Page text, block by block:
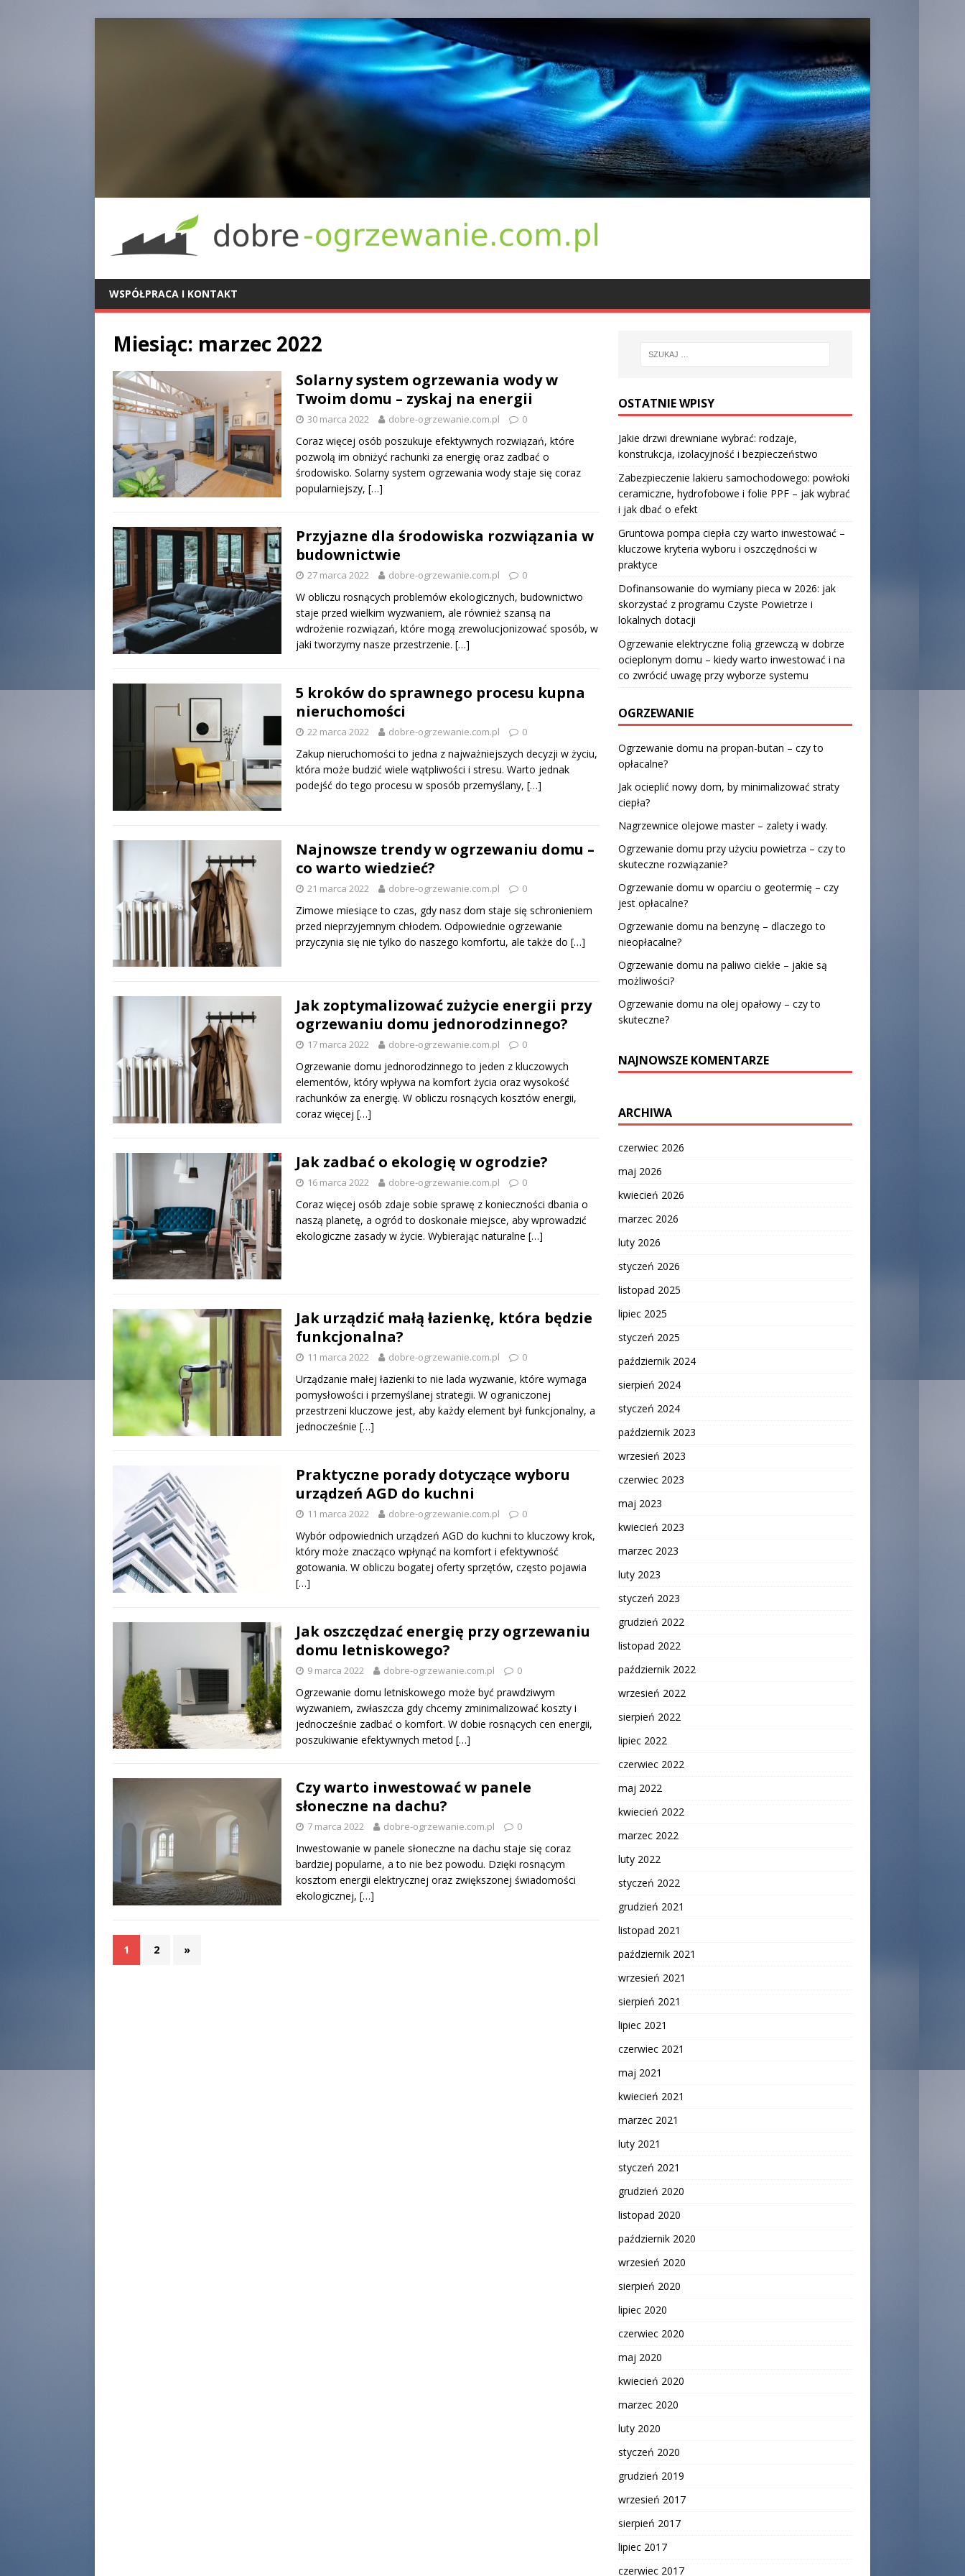
WSPÓŁPRACA I KONTAKT
Miesiąc: marzec 2022
Solarny system ogrzewania wody w
Twoim domu – zyskaj na energii
30 marca 2022 dobre-ogrzewanie.com.pl 0
Coraz więcej osób poszukuje efektywnych rozwiązań, które
pozwolą im obniżyć rachunki za energię oraz zadbać o
środowisko. Solarny system ogrzewania wody staje się coraz
popularniejszy, […]
Przyjazne dla środowiska rozwiązania w
budownictwie
27 marca 2022 dobre-ogrzewanie.com.pl 0
W obliczu rosnących problemów ekologicznych, budownictwo
staje przed wielkim wyzwaniem, ale również szansą na
wdrożenie rozwiązań, które mogą zrewolucjonizować sposób, w
jaki tworzymy nasze przestrzenie. […]
5 kroków do sprawnego procesu kupna
nieruchomości
22 marca 2022 dobre-ogrzewanie.com.pl 0
Zakup nieruchomości to jedna z najważniejszych decyzji w życiu,
która może budzić wiele wątpliwości i stresu. Warto jednak
podejść do tego procesu w sposób przemyślany, […]
Najnowsze trendy w ogrzewaniu domu –
co warto wiedzieć?
21 marca 2022 dobre-ogrzewanie.com.pl 0
Zimowe miesiące to czas, gdy nasz dom staje się schronieniem
przed nieprzyjemnym chłodem. Odpowiednie ogrzewanie
przyczynia się nie tylko do naszego komfortu, ale także do […]
Jak zoptymalizować zużycie energii przy
ogrzewaniu domu jednorodzinnego?
17 marca 2022 dobre-ogrzewanie.com.pl 0
Ogrzewanie domu jednorodzinnego to jeden z kluczowych
elementów, który wpływa na komfort życia oraz wysokość
rachunków za energię. W obliczu rosnących kosztów energii,
coraz więcej […]
Jak zadbać o ekologię w ogrodzie?
16 marca 2022 dobre-ogrzewanie.com.pl 0
Coraz więcej osób zdaje sobie sprawę z konieczności dbania o
naszą planetę, a ogród to doskonałe miejsce, aby wprowadzić
ekologiczne zasady w życie. Wybierając naturalne […]
Jak urządzić małą łazienkę, która będzie
funkcjonalna?
11 marca 2022 dobre-ogrzewanie.com.pl 0
Urządzanie małej łazienki to nie lada wyzwanie, które wymaga
pomysłowości i przemyślanej strategii. W ograniczonej
przestrzeni kluczowe jest, aby każdy element był funkcjonalny, a
jednocześnie […]
Praktyczne porady dotyczące wyboru
urządzeń AGD do kuchni
11 marca 2022 dobre-ogrzewanie.com.pl 0
Wybór odpowiednich urządzeń AGD do kuchni to kluczowy krok,
który może znacząco wpłynąć na komfort i efektywność
gotowania. W obliczu bogatej oferty sprzętów, często pojawia
[…]
Jak oszczędzać energię przy ogrzewaniu
domu letniskowego?
9 marca 2022 dobre-ogrzewanie.com.pl 0
Ogrzewanie domu letniskowego może być prawdziwym
wyzwaniem, zwłaszcza gdy chcemy zminimalizować koszty i
jednocześnie zadbać o komfort. W dobie rosnących cen energii,
poszukiwanie efektywnych metod […]
Czy warto inwestować w panele
słoneczne na dachu?
7 marca 2022 dobre-ogrzewanie.com.pl 0
Inwestowanie w panele słoneczne na dachu staje się coraz
bardziej popularne, a to nie bez powodu. Dzięki rosnącym
kosztom energii elektrycznej oraz zwiększonej świadomości
ekologicznej, […]
1 2 »
OSTATNIE WPISY
Jakie drzwi drewniane wybrać: rodzaje,
konstrukcja, izolacyjność i bezpieczeństwo
Zabezpieczenie lakieru samochodowego: powłoki
ceramiczne, hydrofobowe i folie PPF – jak wybrać
i jak dbać o efekt
Gruntowa pompa ciepła czy warto inwestować –
kluczowe kryteria wyboru i oszczędności w
praktyce
Dofinansowanie do wymiany pieca w 2026: jak
skorzystać z programu Czyste Powietrze i
lokalnych dotacji
Ogrzewanie elektryczne folią grzewczą w dobrze
ocieplonym domu – kiedy warto inwestować i na
co zwrócić uwagę przy wyborze systemu
OGRZEWANIE
Ogrzewanie domu na propan-butan – czy to
opłacalne?
Jak ocieplić nowy dom, by minimalizować straty
ciepła?
Nagrzewnice olejowe master – zalety i wady.
Ogrzewanie domu przy użyciu powietrza – czy to
skuteczne rozwiązanie?
Ogrzewanie domu w oparciu o geotermię – czy
jest opłacalne?
Ogrzewanie domu na benzynę – dlaczego to
nieopłacalne?
Ogrzewanie domu na paliwo ciekłe – jakie są
możliwości?
Ogrzewanie domu na olej opałowy – czy to
skuteczne?
NAJNOWSZE KOMENTARZE
ARCHIWA
czerwiec 2026
maj 2026
kwiecień 2026
marzec 2026
luty 2026
styczeń 2026
listopad 2025
lipiec 2025
styczeń 2025
październik 2024
sierpień 2024
styczeń 2024
październik 2023
wrzesień 2023
czerwiec 2023
maj 2023
kwiecień 2023
marzec 2023
luty 2023
styczeń 2023
grudzień 2022
listopad 2022
październik 2022
wrzesień 2022
sierpień 2022
lipiec 2022
czerwiec 2022
maj 2022
kwiecień 2022
marzec 2022
luty 2022
styczeń 2022
grudzień 2021
listopad 2021
październik 2021
wrzesień 2021
sierpień 2021
lipiec 2021
czerwiec 2021
maj 2021
kwiecień 2021
marzec 2021
luty 2021
styczeń 2021
grudzień 2020
listopad 2020
październik 2020
wrzesień 2020
sierpień 2020
lipiec 2020
czerwiec 2020
maj 2020
kwiecień 2020
marzec 2020
luty 2020
styczeń 2020
grudzień 2019
wrzesień 2017
sierpień 2017
lipiec 2017
czerwiec 2017